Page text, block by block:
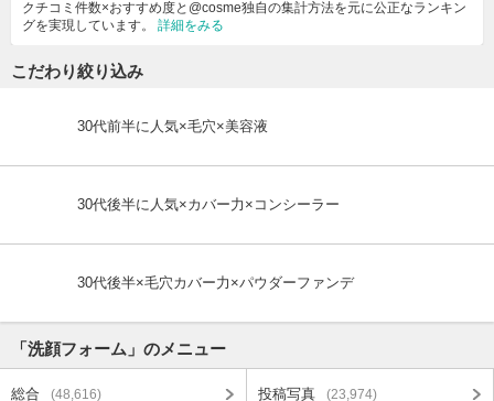
クチコミ件数×おすすめ度と@cosme独自の集計方法を元に公正なランキン
グを実現しています。 詳細をみる
こだわり絞り込み
30代前半に人気×毛穴×美容液
30代後半に人気×カバー力×コンシーラー
30代後半×毛穴カバー力×パウダーファンデ
「洗顔フォーム」のメニュー
総合 (48,616) 投稿写真 (23,974)